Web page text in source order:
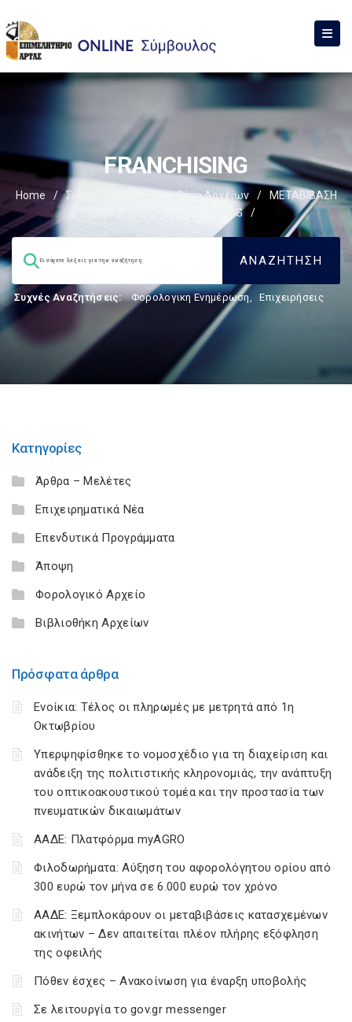
FRANCHISING
Home / Σύμβουλος Βιβλιοθήκη Αρχείων /
ΜΕΤΑΒΙΒΑΣΗ
FRANCHISING /
Συχνές Αναζητήσεις: Φορολογικη Ενημέρωση, Επιχειρήσεις
Κατηγορίες
Άρθρα – Μελέτες
Επιχειρηματικά Νέα
Επενδυτικά Προγράμματα
Άποψη
Φορολογικό Αρχείο
Βιβλιοθήκη Αρχείων
Πρόσφατα άρθρα
Ενοίκια: Τέλος οι πληρωμές με μετρητά από 1η
Οκτωβρίου
Υπερψηφίσθηκε το νομοσχέδιο για τη διαχείριση και
ανάδειξη της πολιτιστικής κληρονομιάς, την ανάπτυξη
του οπτικοακουστικού τομέα και την προστασία των
πνευματικών δικαιωμάτων
ΑΑΔΕ: Πλατφόρμα myAGRO
Φιλοδωρήματα: Αύξηση του αφορολόγητου ορίου από
300 ευρώ τον μήνα σε 6.000 ευρώ τον χρόνο
ΑΑΔΕ: Ξεμπλοκάρουν οι μεταβιβάσεις κατασχεμένων
ακινήτων – Δεν απαιτείται πλέον πλήρης εξόφληση
της οφειλής
Πόθεν έσχες – Ανακοίνωση για έναρξη υποβολής
Σε λειτουργία το gov.gr messenger